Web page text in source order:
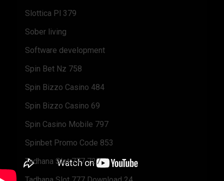
Slottica Pl 379
Sober living
Software development
Spin Bet Nz 758
Spin Bizzo Casino 484
Spin Bizzo Casino 69
Spin Casino Mobile 797
Spinbet Promo Code 853
Tadhana Slot 777 727